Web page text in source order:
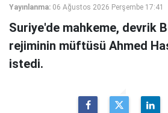
Yayınlanma: 06 Ağustos 2026 Perşembe 17:41
Suriye'de mahkeme, devrik
rejiminin müftüsü Ahmed
istedi.